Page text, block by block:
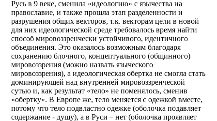
Русь в 9 веке, сменила «идеологию» с язычества на
православие, и также прошла этап разделенности и
разрушения общих векторов, т.к. векторам цели в новой
для них идеологической среде требовалось время найти
способ мировоззренчески устойчивого, идентичного
объединения. Это оказалось возможным благодаря
сохранению блочного, концептуального (общинного)
мировоззрения (можно назвать языческого
мировоззрения), а идеологическая обертка не смогла стать
доминирующей над внутренней мировоззренческой
сутью и, как результат «тело» не поменялось, сменив
«обертку». В Европе же, тело меняется с одежкой вместе,
потому что тело подвластно одежке (оболочка подавляет
содержание - душу), а в Руси – нет (оболочка проявляет